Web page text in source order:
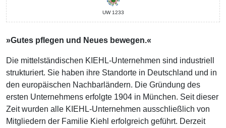
UW 1233
»Gutes pflegen und Neues bewegen.«
Die mittelständischen KIEHL-Unternehmen sind industriell
strukturiert. Sie haben ihre Standorte in Deutschland und in
den europäischen Nachbarländern. Die Gründung des
ersten Unternehmens erfolgte 1904 in München. Seit dieser
Zeit wurden alle KIEHL-Unternehmen ausschließlich von
Mitgliedern der Familie Kiehl erfolgreich geführt. Derzeit